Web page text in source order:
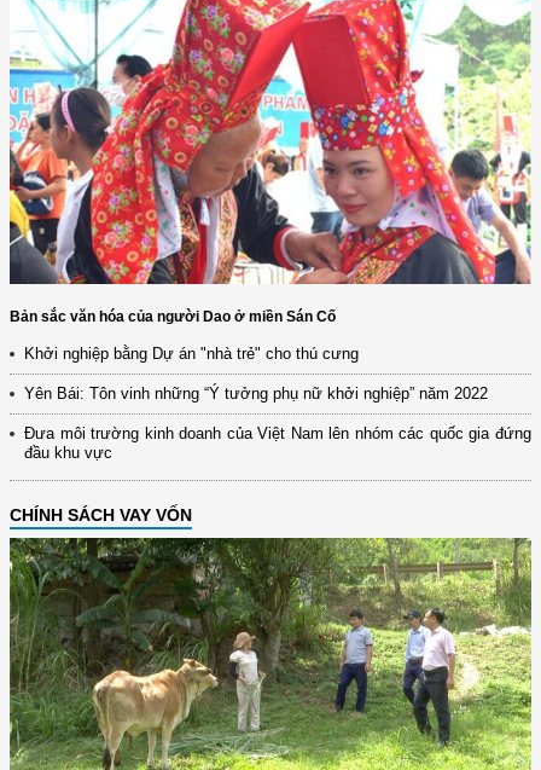
Bản sắc văn hóa của người Dao ở miền Sán Cố
Khởi nghiệp bằng Dự án "nhà trẻ" cho thú cưng
Yên Bái: Tôn vinh những “Ý tưởng phụ nữ khởi nghiệp” năm 2022
Đưa môi trường kinh doanh của Việt Nam lên nhóm các quốc gia đứng
đầu khu vực
CHÍNH SÁCH VAY VỐN